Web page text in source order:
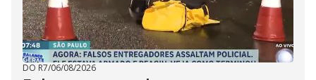
DO R7/06/08/2026